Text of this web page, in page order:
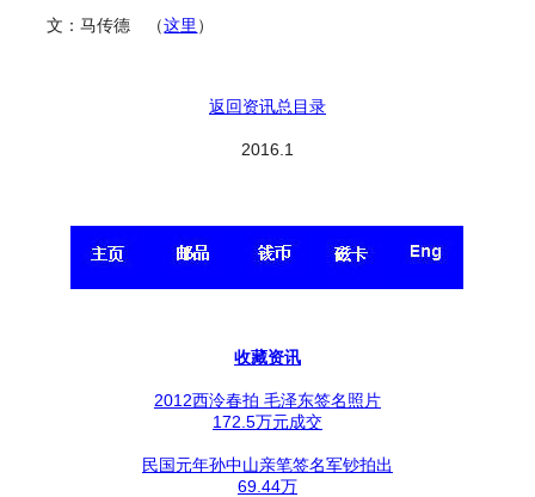
文：马传德 （这里 ）
返回资讯总目录
2016.1
收藏资讯
2012西泠春拍 毛泽东签名照片
172.5万元成交
民国元年孙中山亲笔签名军钞拍出
69.44万